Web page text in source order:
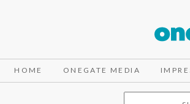
HOME ONEGATE MEDIA